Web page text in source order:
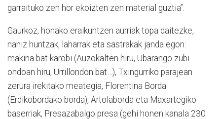
garraituko zen hor ekoizten zen material guztia”.
Gaurkoz, honako eraikuntzen aurriak topa daitezke,
nahiz huntzak, laharrak eta sastrakak janda egon:
makina bat karobi (Auzokalten hiru, Ubarango zubi
ondoan hiru, Urrillondon bat…), Txingurriko parajean
zerura irekitako meategia, Florentina Borda
(Erdikobordako borda), Artolaborda eta Maxartegiko
baserriak, Presazabalgo presa (gehi honen kanala 230